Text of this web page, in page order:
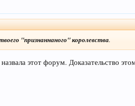
"признаннаного" королевства.
этот форум. Доказательство